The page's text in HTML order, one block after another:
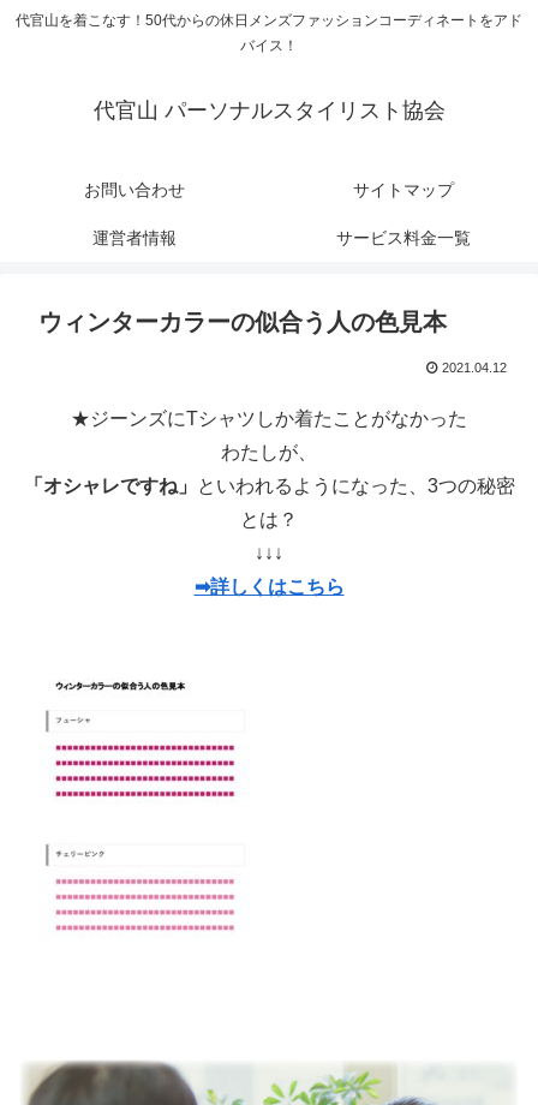
代官山を着こなす！50代からの休日メンズファッションコーディネートをアド
バイス！
代官山 パーソナルスタイリスト協会
お問い合わせ サイトマップ
運営者情報 サービス料金一覧
ウィンターカラーの似合う人の色見本
2021.04.12
★ジーンズにTシャツしか着たことがなかった
わたしが、
「オシャレですね」
といわれるようになった、3つの秘密
とは？
↓↓↓
➡詳しくはこちら